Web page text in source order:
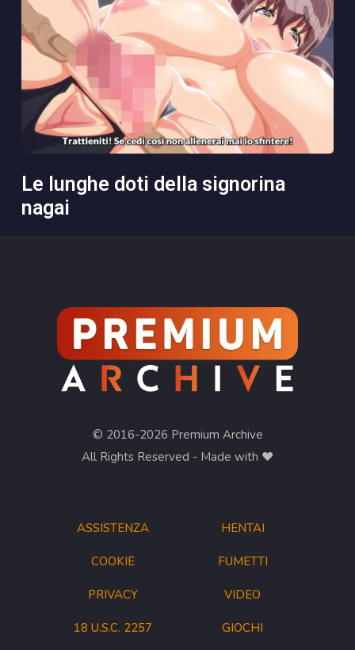
le lunghe doti della signorina
nagai
ASSISTENZA
COOKIE
PRIVACY
18 U.S.C. 2257
© 2016-2026 Premium Archive
All Rights Reserved - Made with ❤︎
HENTAI
FUMETTI
VIDEO
GIOCHI